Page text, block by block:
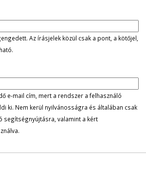
Az írásjelek közül csak a pont, a kötőjel,
e-mail cím, mert a rendszer a felhasználó
ki. Nem kerül nyilvánosságra és általában csak
segítségnyújtásra, valamint a kért